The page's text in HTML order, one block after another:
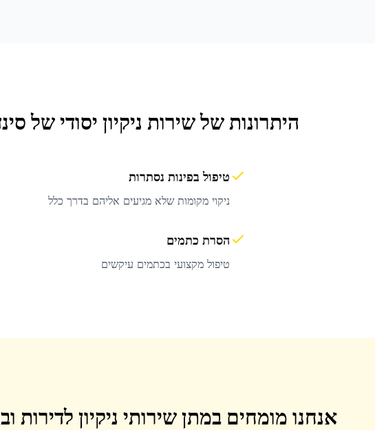
היתרונות של שירות ניקיון יסודישל
טיפול בפינות נסתרות
ניקוי מקומות שלא מגיעים אליהם בדרך כלל
הסרת כתמים
טיפול מקצועי בכתמים עיקשים
אנחנו מומחים במתן שירותי ניקיון לדירות